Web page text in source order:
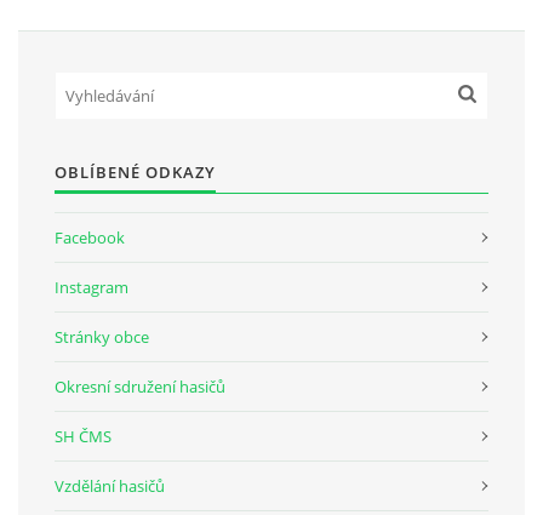
OBLÍBENÉ ODKAZY
Facebook
Instagram
Stránky obce
Okresní sdružení hasičů
SH ČMS
Vzdělání hasičů